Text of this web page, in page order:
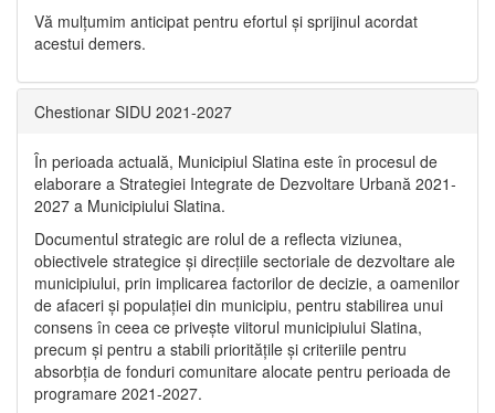
Vă mulţumim anticipat pentru efortul şi sprijinul acordat
acestui demers.
Chestionar SIDU 2021-2027
În perioada actuală, Municipiul Slatina este în procesul de
elaborare a Strategiei Integrate de Dezvoltare Urbană 2021‐
2027 a Municipiului Slatina.
Documentul strategic are rolul de a reflecta viziunea,
obiectivele strategice și direcțiile sectoriale de dezvoltare ale
municipiului, prin implicarea factorilor de decizie, a oamenilor
de afaceri și populației din municipiu, pentru stabilirea unui
consens în ceea ce privește viitorul municipiului Slatina,
precum și pentru a stabili prioritățile și criteriile pentru
absorbția de fonduri comunitare alocate pentru perioada de
programare 2021-2027.